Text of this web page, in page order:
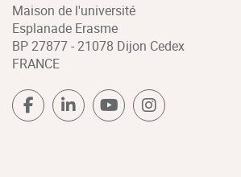
Maison de l'université
Esplanade Erasme
BP 27877 - 21078 Dijon Cedex
FRANCE